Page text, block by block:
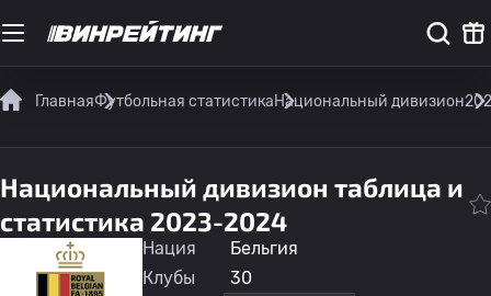
ГлавнаяФутбольная статистикаНациональный дивизион
Национальный дивизион таблица и
статистика 2023-2024
Нация
Бельгия
Клубы
30